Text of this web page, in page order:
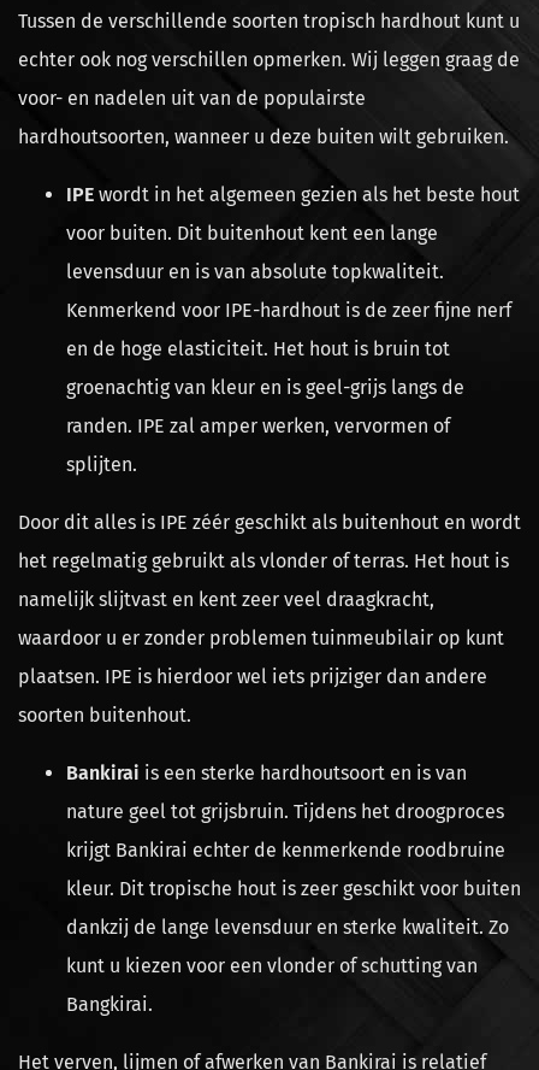
Tussen de verschillende soorten tropisch hardhout kunt u
echter ook nog verschillen opmerken. Wij leggen graag de
voor- en nadelen uit van de populairste
hardhoutsoorten, wanneer u deze buiten wilt gebruiken.
IPE wordt in het algemeen gezien als het beste hout
voor buiten. Dit buitenhout kent een lange
levensduur en is van absolute topkwaliteit.
Kenmerkend voor IPE-hardhout is de zeer fijne nerf
en de hoge elasticiteit. Het hout is bruin tot
groenachtig van kleur en is geel-grijs langs de
randen. IPE zal amper werken, vervormen of
splijten.
Door dit alles is IPE zéér geschikt als buitenhout en wordt
het regelmatig gebruikt als vlonder of terras. Het hout is
namelijk slijtvast en kent zeer veel draagkracht,
waardoor u er zonder problemen tuinmeubilair op kunt
plaatsen. IPE is hierdoor wel iets prijziger dan andere
soorten buitenhout.
Bankirai is een sterke hardhoutsoort en is van
nature geel tot grijsbruin. Tijdens het droogproces
krijgt Bankirai echter de kenmerkende roodbruine
kleur. Dit tropische hout is zeer geschikt voor buiten
dankzij de lange levensduur en sterke kwaliteit. Zo
kunt u kiezen voor een vlonder of schutting van
Bangkirai.
Het verven, lijmen of afwerken van Bankirai is relatief